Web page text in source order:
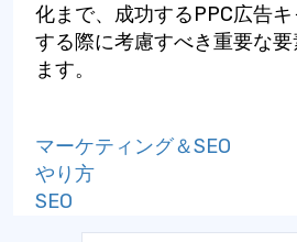
化まで、成功するPPC広告
する際に考慮すべき重要な
ます。
マーケティング＆SEO
やり方
SEO